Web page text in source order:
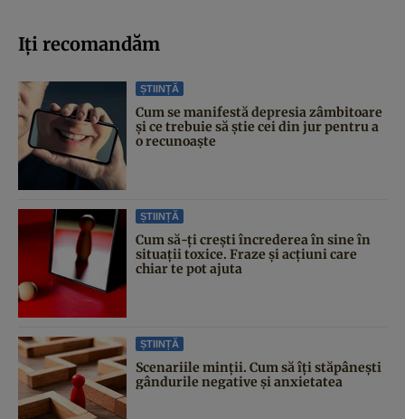
Iți recomandăm
ȘTIINȚĂ
Cum se manifestă depresia zâmbitoare
și ce trebuie să știe cei din jur pentru a
o recunoaște
ȘTIINȚĂ
Cum să-ți crești încrederea în sine în
situații toxice. Fraze și acțiuni care
chiar te pot ajuta
ȘTIINȚĂ
Scenariile minții. Cum să îți stăpânești
gândurile negative și anxietatea